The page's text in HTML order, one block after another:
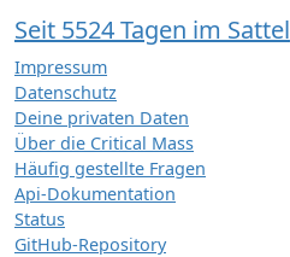
Seit 5524 Tagen im Sattel
Impressum
Datenschutz
Deine privaten Daten
Über die Critical Mass
Häufig gestellte Fragen
Api-Dokumentation
Status
GitHub-Repository